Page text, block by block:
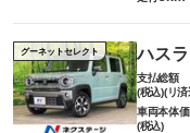
グーネットセレクト ハス
支払総額
(税込)(リ済
車両本体
(税込)